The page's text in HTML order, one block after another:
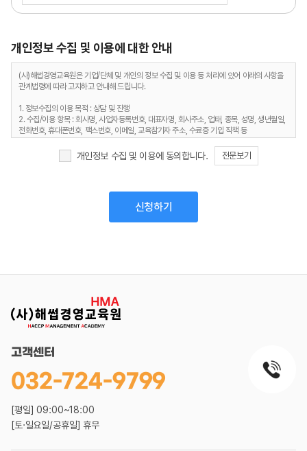
개인정보 수집 및 이용에 대한 안내
(사)해썹경영교육원은 기업/단체 및 개인의 정보 수집 및 이용 등 처리에 있어 아래의 사항을
관계법령에 따라 고지하고 안내해 드립니다.
1. 정보수집의 이용 목적 : 상담 및 진행
2. 수집/이용 항목 : 회사명, 사업자등록번호, 대표자명, 회사주소, 업태, 종목, 성명, 생년월일,
전화번호, 휴대폰번호, 팩스번호, 이메일, 교육참가자 주소, 수료증 기입 직책 등
4. 개인정보처리담당 : 전화 02-403-7171
개인정보 수집 및 이용에 동의합니다. 전문보기
고객센터
032-724-9799
[평일] 09:00~18:00
[토·일요일/공휴일] 휴무